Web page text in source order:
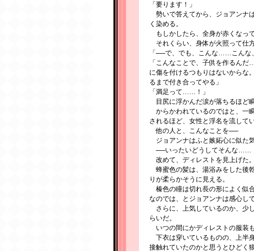
「要ります！」
勢いで答えてから、ジョアンナ
く染める。
もしかしたら、全身が赤くなっ
それくらい、身体が火照って仕
「──で、でも、こんな……こんな
「こんなことで、子供を作るん
に傷を付けるつもりはないからな
るまで付き合ってやる」
「満足って……！」
目尻に浮かんだ涙が落ちるほど
からかわれているのではと、一
されるほど、女性と浮名を流して
他の人と、こんなことを──
ジョアンナはふと嫉妬心に似た
──いったいどうしてそんな……
改めて、ディレストを見上げた。
蜂蜜色の髪は、湯浴みをした後
りが柔らかそうに見える。
榛色の瞳は切れ長の形によく似
なのでは、とジョアンナは感心し
さらに、上気しているのか、少
らいだ。
いつの間にかディレストの服装
下衣は穿いているものの、上半
接触れていたのかと思うとひどく